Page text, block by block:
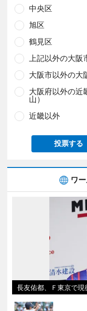
中央区
旭区
鶴見区
上記以外の大阪
大阪市以外の大
大阪府以外の近
山）
近畿以外
投票する
ワ
長友佑都、Ｆ東京で